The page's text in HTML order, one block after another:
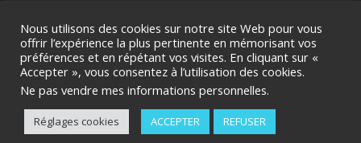
Copyright © 2026 TMD Conseil OnePressthème par
Nous utilisons des cookies sur notre site Web pour vous
offrir l’expérience la plus pertinente en mémorisant vos
préférences et en répétant vos visites. En cliquant sur «
Accepter », vous consentez à l’utilisation des cookies.
Ne pas vendre mes informations personnelles.
Réglages cookies ACCEPTER REFUSER